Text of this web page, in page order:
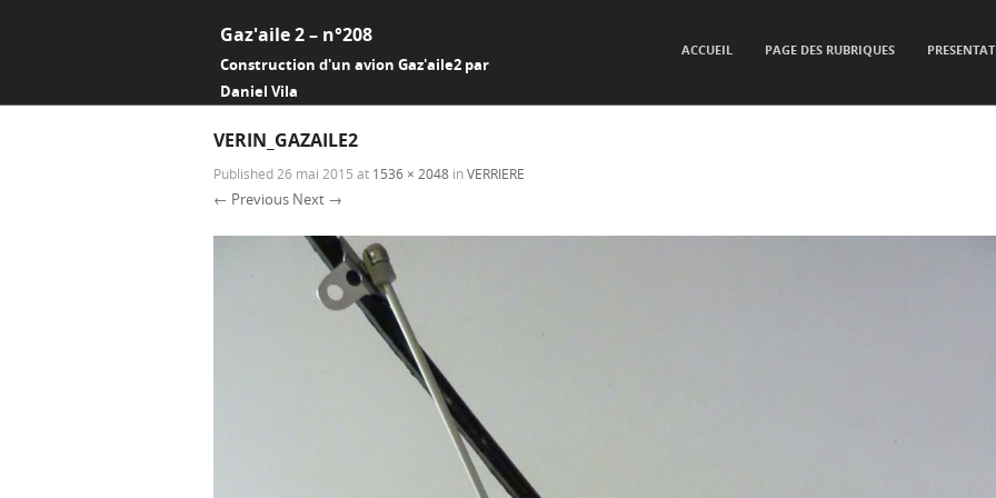
Gaz'aile 2 – n°208
Construction d'un avion Gaz'aile2 par
Daniel Vila
ACCUEIL PAGE DES RUBRIQUES
VERIN_GAZAILE2
Published 26 mai 2015 at 1536 × 2048 inVERRIERE
← Previous Next →